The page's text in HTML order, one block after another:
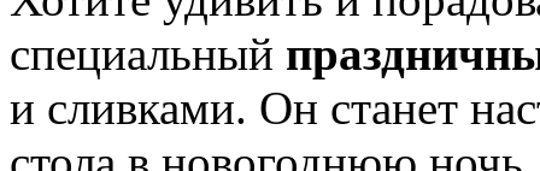
специальный
и сливками. Он станет